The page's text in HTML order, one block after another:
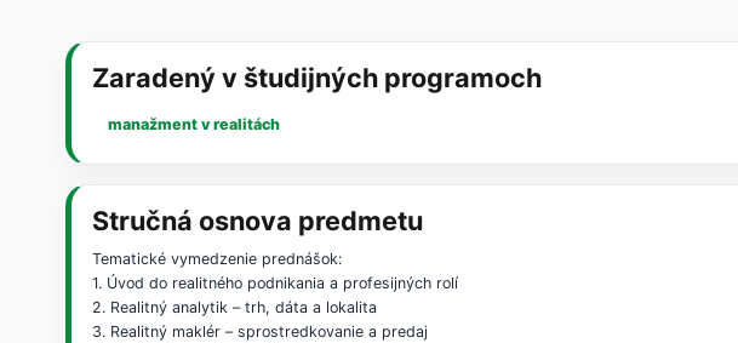
Zaradený v študijných programoch
manažment v realitách
Stručná osnova predmetu
Tematické vymedzenie prednášok:
1. Úvod do realitného podnikania a profesijných rolí
2. Realitný analytik – trh, dáta a lokalita
3. Realitný maklér – sprostredkovanie a predaj